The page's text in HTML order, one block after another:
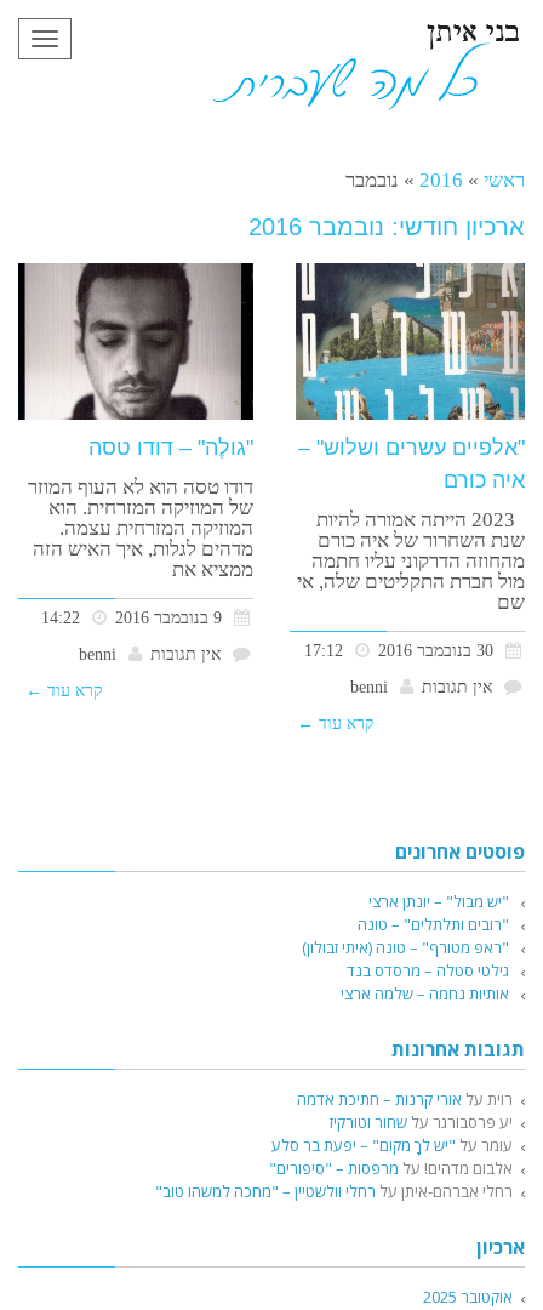
ראשי »
2016
» נובמבר
ארכיון חודשי: נובמבר 2016
"אלפיים עשרים ושלוש" –
איה כורם
2023 הייתה אמורה להיות
שנת השחרור של איה כורם
מהחוזה הדרקוני עליו חתמה
מול חברת התקליטים שלה, אי
שם
אין תגובות
benni
קרא עוד ←
"גולֶה" – דודו טסה
דודו טסה הוא לא העוף המוזר
של המוזיקה המזרחית. הוא
המוזיקה המזרחית עצמה.
מדהים לגלות, איך האיש הזה
ממציא את
אין תגובות
benni
קרא עוד ←
פוסטים אחרונים
"יש מבול" – יונתן ארצי
"רובים ותלתלים" – טונה
"ראפ מטורף" – טונה (איתי זבולון)
גילטי סטלה – מרסדס בנד
אותיות נחמה – שלמה ארצי
תגובות אחרונות
רוית על אורי קרנות – חתיכת אדמה
יע פרסבורגר על שחור וטורקיז
עומר על "יש לךָ מקום" – יפעת בר סלע
אלבום מדהים! על מרפסות – "סיפורים"
רחלי אברהם-איתן על רחלי וולשטיין – "מחכה למשהו טוב"
ארכיון
אוקטובר 2025